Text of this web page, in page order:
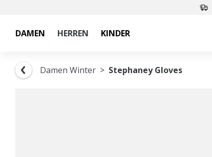
DAMEN HERREN KINDER
Damen Winter Stephaney Gloves